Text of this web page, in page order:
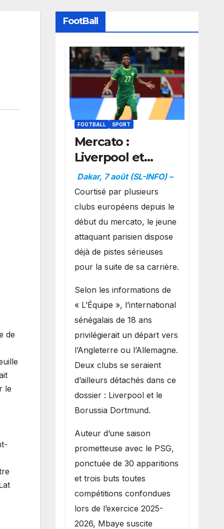
de
le
FootBall
FOOTBALL SPORT
Mercato :
Liverpool et
Dortmund se
positionnent en
favoris pour
recruter Ibrahim
Mbaye
Dakar, 7 août (SL-INFO) –
Courtisé par plusieurs
clubs européens depuis le
début du mercato, le jeune
attaquant parisien dispose
déjà de pistes sérieuses
pour la suite de sa carrière.
Selon les informations de
« L’Équipe », l’international
sénégalais de 18 ans
privilégierait un départ vers
l’Angleterre ou l’Allemagne.
Deux clubs se seraient
d’ailleurs détachés dans ce
dossier : Liverpool et le
Borussia Dortmund.
Auteur d’une saison
prometteuse avec le PSG,
ponctuée de 30 apparitions
et trois buts toutes
compétitions confondues
lors de l’exercice 2025-
2026, Mbaye suscite